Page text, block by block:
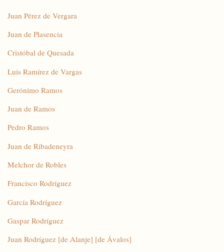
Juan Pérez de Vergara
Juan de Plasencia
Cristóbal de Quesada
Luis Ramírez de Vargas
Gerónimo Ramos
Juan de Ramos
Pedro Ramos
Juan de Ribadeneyra
Melchor de Robles
Francisco Rodríguez
García Rodríguez
Gaspar Rodríguez
Juan Rodríguez [de Alanje] [de Ávalos]